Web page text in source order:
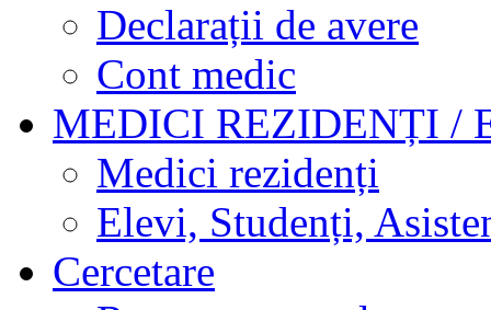
Declarații de avere
Cont medic
MEDICI REZIDENȚI /
Medici rezidenți
Elevi, Studenți,
Cercetare